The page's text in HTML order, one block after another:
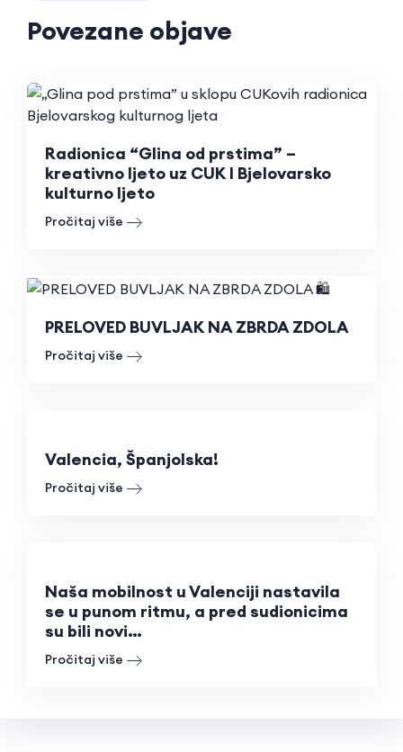
Povezane objave
Radionica “Glina od prstima” –
kreativno ljeto uz CUK I Bjelovarsko
kulturno ljeto
Pročitaj više
PRELOVED BUVLJAK NA ZBRDA ZDOLA
Pročitaj više
Valencia, Španjolska!
Pročitaj više
Naša mobilnost u Valenciji nastavila
se u punom ritmu, a pred sudionicima
su bili novi…
Pročitaj više